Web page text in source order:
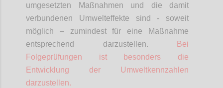
umgesetzten Maßnahmen und die damit
verbundenen Umwelteffekte sind - soweit
möglich – zumindest für eine Maßnahme
entsprechend darzustellen.
Bei
Folgeprüfungen ist besonders die
Entwicklung der Umweltkennzahlen
darzustellen.